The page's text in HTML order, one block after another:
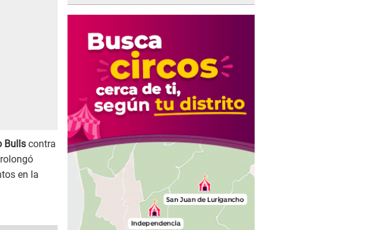
Bulls contra
en la